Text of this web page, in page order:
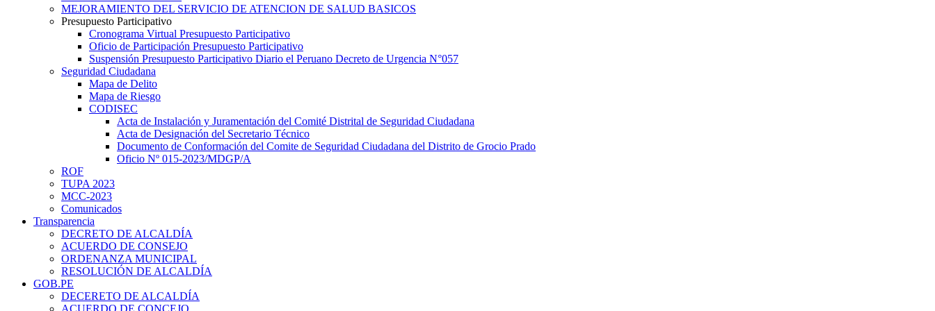
MEJORAMIENTO DEL SERVICIO DE ATENCION DE SALUD BASICOS
Presupuesto Participativo
Cronograma Virtual Presupuesto Participativo
Oficio de Participación Presupuesto Participativo
Suspensión Presupuesto Participativo Diario el Peruano Decreto de Urgencia N°057
Seguridad Ciudadana
Mapa de Delito
Mapa de Riesgo
CODISEC
Acta de Instalación y Juramentación del Comité Distrital de Seguridad Ciudadana
Acta de Designación del Secretario Técnico
Documento de Conformación del Comite de Seguridad Ciudadana del Distrito de Grocio Prado
Oficio Nº 015-2023/MDGP/A
ROF
TUPA 2023
MCC-2023
Comunicados
Transparencia
DECRETO DE ALCALDÍA
ACUERDO DE CONSEJO
ORDENANZA MUNICIPAL
RESOLUCIÓN DE ALCALDÍA
GOB.PE
DECERETO DE ALCALDÍA
ACUERDO DE CONCEJO